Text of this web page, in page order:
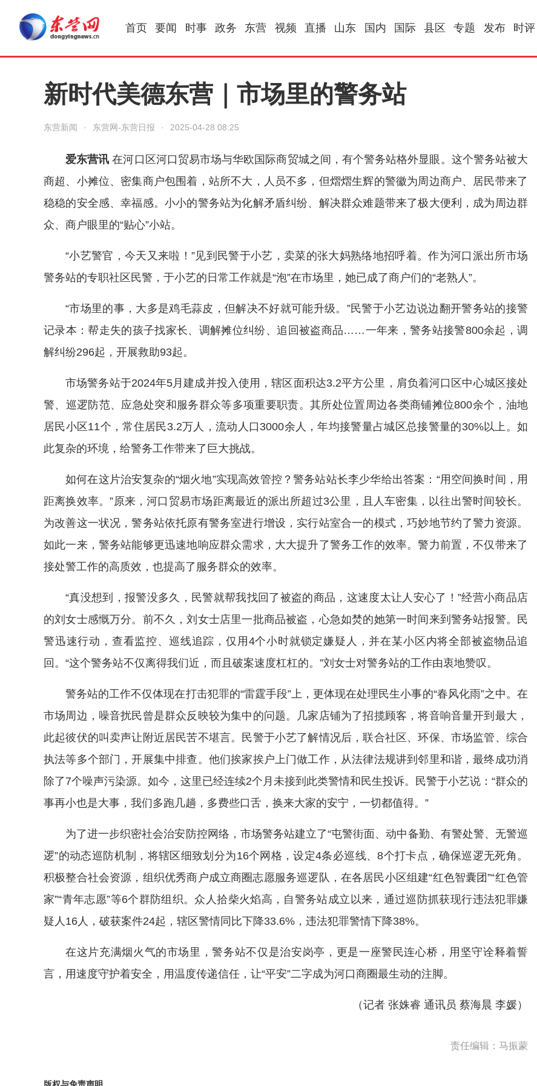
首页 要闻 时事 政务 东营 视频 直播 山东 国内 国际 县区 专题 发布 时评
新时代美德东营｜市场里的警务站
东营新闻 · 东营网-东营日报 · 2025-04-28 08:25
爱东营讯 在河口区河口贸易市场与华欧国际商贸城之间，有个警务站格外显眼。这个警务站被大
商超、小摊位、密集商户包围着，站所不大，人员不多，但熠熠生辉的警徽为周边商户、居民带来了
稳稳的安全感、幸福感。小小的警务站为化解矛盾纠纷、解决群众难题带来了极大便利，成为周边群
众、商户眼里的“贴心”小站。
“小艺警官，今天又来啦！”见到民警于小艺，卖菜的张大妈熟络地招呼着。作为河口派出所市场
警务站的专职社区民警，于小艺的日常工作就是“泡”在市场里，她已成了商户们的“老熟人”。
“市场里的事，大多是鸡毛蒜皮，但解决不好就可能升级。”民警于小艺边说边翻开警务站的接警
记录本：帮走失的孩子找家长、调解摊位纠纷、追回被盗商品……一年来，警务站接警800余起，调
解纠纷296起，开展救助93起。
市场警务站于2024年5月建成并投入使用，辖区面积达3.2平方公里，肩负着河口区中心城区接处
警、巡逻防范、应急处突和服务群众等多项重要职责。其所处位置周边各类商铺摊位800余个，油地
居民小区11个，常住居民3.2万人，流动人口3000余人，年均接警量占城区总接警量的30%以上。如
此复杂的环境，给警务工作带来了巨大挑战。
如何在这片治安复杂的“烟火地”实现高效管控？警务站站长李少华给出答案：“用空间换时间，用
距离换效率。”原来，河口贸易市场距离最近的派出所超过3公里，且人车密集，以往出警时间较长。
为改善这一状况，警务站依托原有警务室进行增设，实行站室合一的模式，巧妙地节约了警力资源。
如此一来，警务站能够更迅速地响应群众需求，大大提升了警务工作的效率。警力前置，不仅带来了
接处警工作的高质效，也提高了服务群众的效率。
“真没想到，报警没多久，民警就帮我找回了被盗的商品，这速度太让人安心了！”经营小商品店
的刘女士感慨万分。前不久，刘女士店里一批商品被盗，心急如焚的她第一时间来到警务站报警。民
警迅速行动，查看监控、巡线追踪，仅用4个小时就锁定嫌疑人，并在某小区内将全部被盗物品追
回。“这个警务站不仅离得我们近，而且破案速度杠杠的。”刘女士对警务站的工作由衷地赞叹。
警务站的工作不仅体现在打击犯罪的“雷霆手段”上，更体现在处理民生小事的“春风化雨”之中。在
市场周边，噪音扰民曾是群众反映较为集中的问题。几家店铺为了招揽顾客，将音响音量开到最大，
此起彼伏的叫卖声让附近居民苦不堪言。民警于小艺了解情况后，联合社区、环保、市场监管、综合
执法等多个部门，开展集中排查。他们挨家挨户上门做工作，从法律法规讲到邻里和谐，最终成功消
除了7个噪声污染源。如今，这里已经连续2个月未接到此类警情和民生投诉。民警于小艺说：“群众的
事再小也是大事，我们多跑几趟，多费些口舌，换来大家的安宁，一切都值得。”
为了进一步织密社会治安防控网络，市场警务站建立了“屯警街面、动中备勤、有警处警、无警巡
逻”的动态巡防机制，将辖区细致划分为16个网格，设定4条必巡线、8个打卡点，确保巡逻无死角。
积极整合社会资源，组织优秀商户成立商圈志愿服务巡逻队，在各居民小区组建“红色智囊团”“红色管
家”“青年志愿”等6个群防组织。众人拾柴火焰高，自警务站成立以来，通过巡防抓获现行违法犯罪嫌
疑人16人，破获案件24起，辖区警情同比下降33.6%，违法犯罪警情下降38%。
在这片充满烟火气的市场里，警务站不仅是治安岗亭，更是一座警民连心桥，用坚守诠释着誓
言，用速度守护着安全，用温度传递信任，让“平安”二字成为河口商圈最生动的注脚。
（记者 张姝睿 通讯员 蔡海晨 李媛）
责任编辑：马振蒙